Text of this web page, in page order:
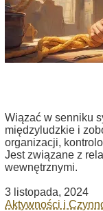
Wiązać w senniku
międzyludzkie i
organizacji,
Jest związane z
wewnętrznymi.
3 listopada, 2024
Aktywności i